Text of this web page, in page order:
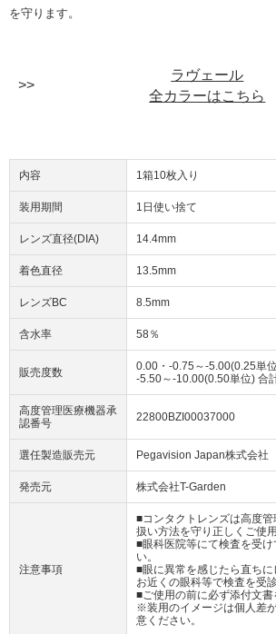
を守ります。
ラヴェール
全カラーはこちら
内容 1箱10枚入り
装用期間 1日使い捨て
レンズ直径(DIA) 14.4mm
着色直径 13.5mm
レンズBC 8.5mm
含水率 58％
販売度数
0.00・-0.75～-5.00(0.25単
-5.50～-10.00(0.50単位) 合
高度管理医療機器承
認番号
22800BZI00037000
選任製造販売元 Pegavision Japan株式会社
発売元 株式会社T-Garden
注意事項
■コンタクトレンズは高度管
扱い方法を守り正しくご使
■眼科医院等にて検査を受
い。
■眼に異常を感じたら直ちに
お近くの眼科等で検査を受
■ご使用の前に必ず添付文書
※装用のイメージは個人差
意ください。